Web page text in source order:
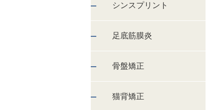
シンスプリント
足底筋膜炎
骨盤矯正
猫背矯正